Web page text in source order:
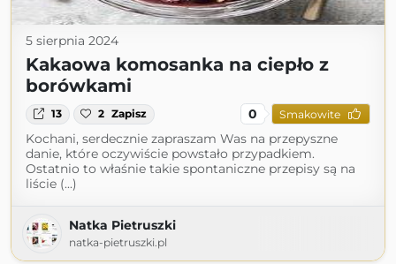
5 sierpnia 2024
Kakaowa komosanka na ciepło z
borówkami
13 2 Zapisz 0 Smakowite
Kochani, serdecznie zapraszam Was na przepyszne
danie, które oczywiście powstało przypadkiem.
Ostatnio to właśnie takie spontaniczne przepisy są na
liście (...)
Natka Pietruszki
natka-pietruszki.pl